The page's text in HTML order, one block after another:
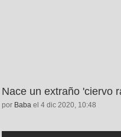
Nace un extraño 'ciervo
por Baba el 4 dic 2020, 10:48